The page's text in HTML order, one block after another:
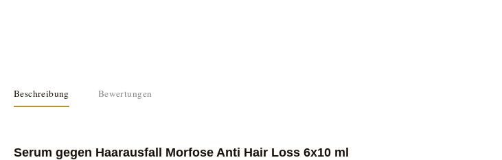
Beschreibung Bewertungen
Serum gegen Haarausfall Morfose Anti Hair Loss 6x10 ml